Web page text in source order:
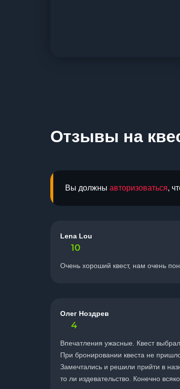
Отзывы на
Вы должны авторизоваться,
Lena Lou
10
Очень хороший квест, нам очень
Олег Ноздрев
4
Впечатления ужасные. Квест
При бронировании квеста не
Замечтались и решили прийти в
то ли издевательство. Конечно